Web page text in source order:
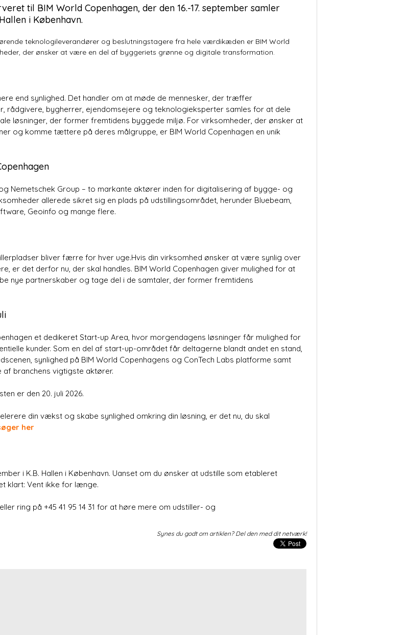
til BIM World Copenhagen, der den 16.-17. september samler
i København.
teknologileverandører og beslutningstagere fra hele værdikæden er BIM World
der ønsker at være en del af byggeriets grønne og digitale transformation.
end synlighed. Det handler om at møde de mennesker, der træffer
rådgivere, bygherrer, ejendomsejere og teknologieksperter samles for at dele
løsninger, der former fremtidens byggede miljø. For virksomheder, der ønsker at
og komme tættere på deres målgruppe, er BIM World Copenhagen en unik
Nemetschek Group – to markante aktører inden for digitalisering af bygge- og
allerede sikret sig en plads på udstillingsområdet, herunder Bluebeam,
Geoinfo og mange flere.
bliver færre for hver uge.Hvis din virksomhed ønsker at være synlig over
er det derfor nu, der skal handles. BIM World Copenhagen giver mulighed for at
nye partnerskaber og tage del i de samtaler, der former fremtidens
et dedikeret Start-up Area, hvor morgendagens løsninger får mulighed for
kunder. Som en del af start-up-området får deltagerne blandt andet en stand,
synlighed på BIM World Copenhagens og ConTech Labs platforme samt
branchens vigtigste aktører.
er den 20. juli 2026.
din vækst og skabe synlighed omkring din løsning, er det nu, du skal
her
i K.B. Hallen i København. Uanset om du ønsker at udstille som etableret
klart: Vent ikke for længe.
eller ring på +45 41 95 14 31 for at høre mere om udstiller- og
Synes du godt om artiklen? Del den med dit netværk!